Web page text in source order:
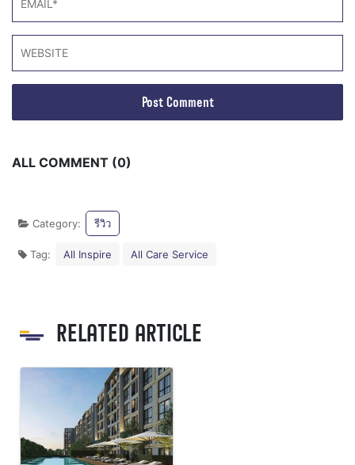
ALL COMMENT (0)
Category: รีวิว
Tag: All Inspire All Care Service
RELATED ARTICLE